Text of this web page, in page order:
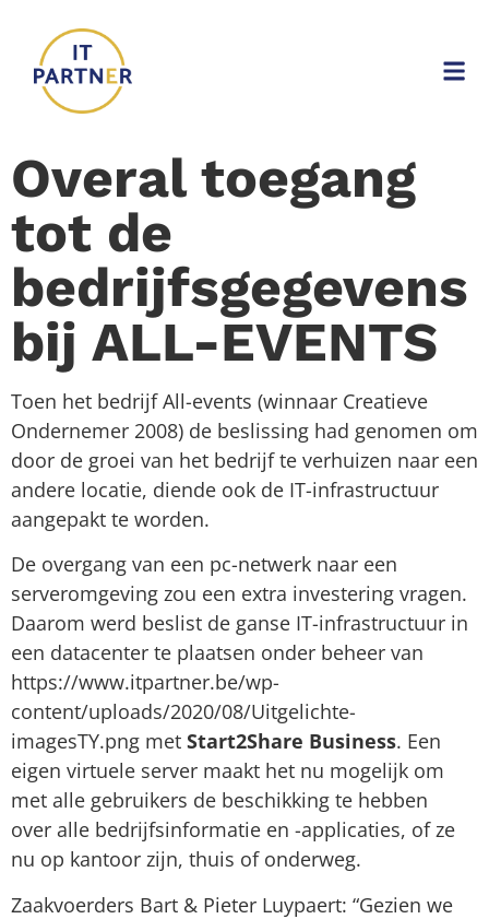
Overal toegang
tot de
bedrijfsgegevens
bij ALL-EVENTS
Toen het bedrijf All-events (winnaar Creatieve
Ondernemer 2008) de beslissing had genomen om
door de groei van het bedrijf te verhuizen naar een
andere locatie, diende ook de IT-infrastructuur
aangepakt te worden.
De overgang van een pc-netwerk naar een
serveromgeving zou een extra investering vragen.
Daarom werd beslist de ganse IT-infrastructuur in
een datacenter te plaatsen onder beheer van
https://www.itpartner.be/wp-
content/uploads/2020/08/Uitgelichte-
imagesTY.png met Start2Share Business. Een
eigen virtuele server maakt het nu mogelijk om
met alle gebruikers de beschikking te hebben
over alle bedrijfsinformatie en -applicaties, of ze
nu op kantoor zijn, thuis of onderweg.
Zaakvoerders Bart & Pieter Luypaert: “Gezien we